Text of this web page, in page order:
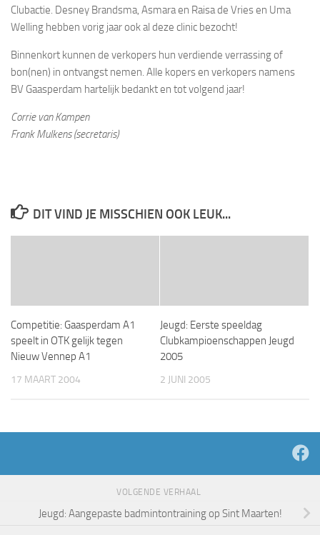
Clubactie. Desney Brandsma, Asmara en Raisa de Vries en Uma
Welling hebben vorig jaar ook al deze clinic bezocht!
Binnenkort kunnen de verkopers hun verdiende verrassing of
bon(nen) in ontvangst nemen. Alle kopers en verkopers namens
BV Gaasperdam hartelijk bedankt en tot volgend jaar!
Corrie van Kampen
Frank Mulkens (secretaris)
DIT VIND JE MISSCHIEN OOK LEUK...
Competitie: Gaasperdam A1
speelt in OTK gelijk tegen
Nieuw Vennep A1
17 MAART 2004
Jeugd: Eerste speeldag
Clubkampioenschappen Jeugd
2005
2 JUNI 2005
VOLGENDE VERHAAL
Jeugd: Aangepaste badmintontraining op Sint Maarten!